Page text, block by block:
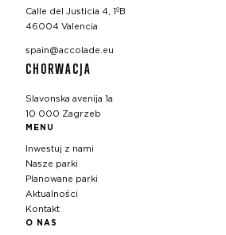
Calle del Justicia 4, 1ºB
46004 Valencia
spain@accolade.eu
CHORWACJA
Slavonska avenija 1a
10 000 Zagrzeb
MENU
Inwestuj z nami
Nasze parki
Planowane parki
Aktualności
Kontakt
O NAS